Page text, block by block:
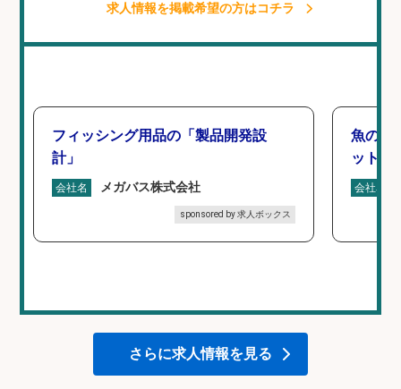
求人情報を掲載希望の方はコチラ
フィッシング用品の「製品開発設
計」
会社名 メガバス株式会社
sponsored by 求人ボックス
魚の「
ットを
会社名
さらに求人情報を見る